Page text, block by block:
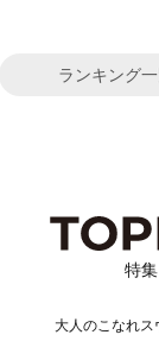
ランキング
特集